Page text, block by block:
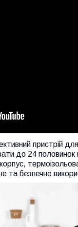
пристрій для
до 24 половинок
та безпечне